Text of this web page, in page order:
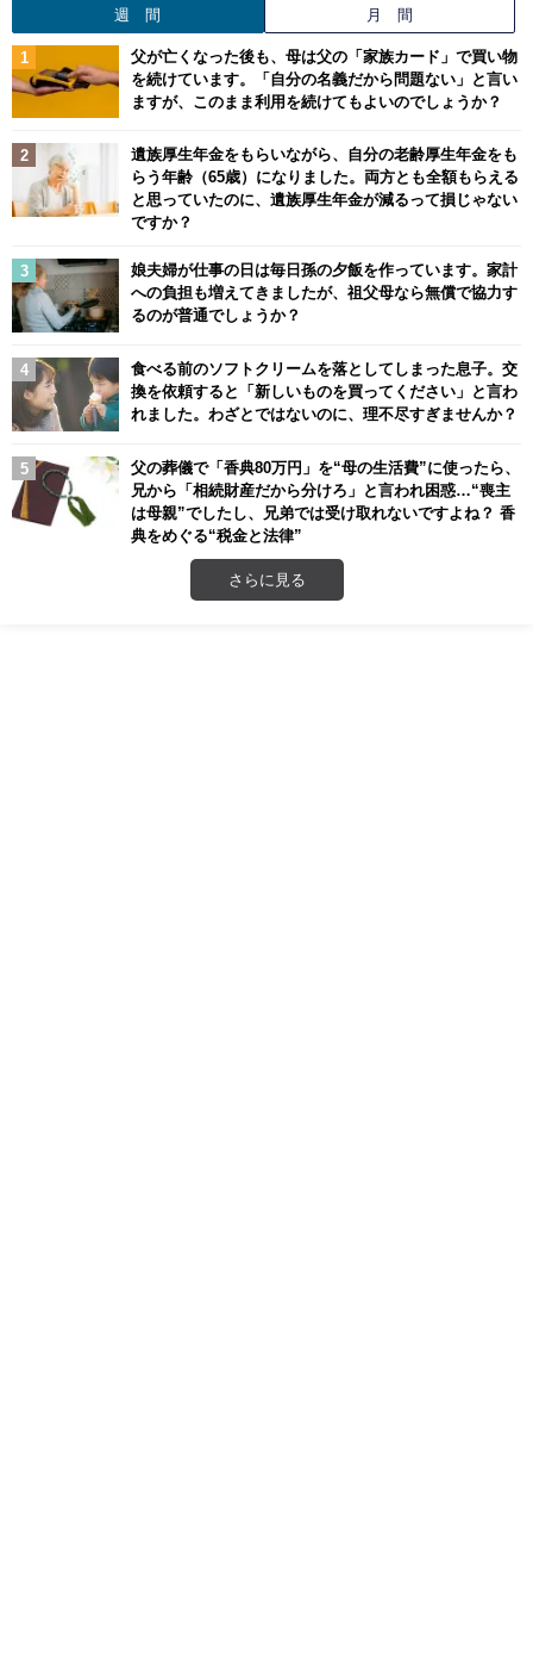
週 間 月 間
父が亡くなった後も、母は父の「家族カード」で買い物
を続けています。「自分の名義だから問題ない」と言い
ますが、このまま利用を続けてもよいのでしょうか？
遺族厚生年金をもらいながら、自分の老齢厚生年金をも
らう年齢（65歳）になりました。両方とも全額もらえる
と思っていたのに、遺族厚生年金が減るって損じゃない
ですか？
娘夫婦が仕事の日は毎日孫の夕飯を作っています。家計
への負担も増えてきましたが、祖父母なら無償で協力す
るのが普通でしょうか？
食べる前のソフトクリームを落としてしまった息子。交
換を依頼すると「新しいものを買ってください」と言わ
れました。わざとではないのに、理不尽すぎませんか？
父の葬儀で「香典80万円」を“母の生活費”に使ったら、
兄から「相続財産だから分けろ」と言われ困惑…“喪主
は母親”でしたし、兄弟では受け取れないですよね？ 香
典をめぐる“税金と法律”
さらに見る